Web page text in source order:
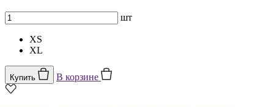
шт
XS
XL
Купить В корзине